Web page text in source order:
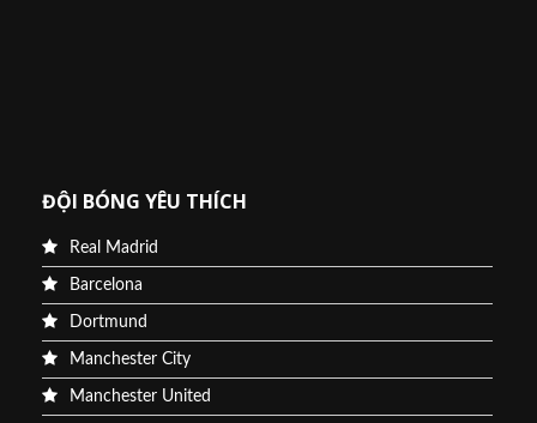
ĐỘI BÓNG YÊU THÍCH
Real Madrid
Barcelona
Dortmund
Manchester City
Manchester United